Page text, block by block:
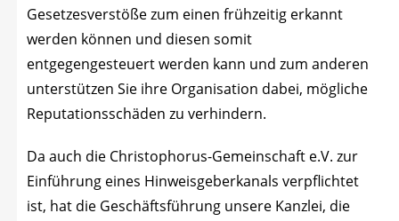
Geset­zes­ver­stö­ße zum einen früh­zei­tig erkannt
wer­den kön­nen und die­sen somit
ent­ge­gen­ge­steu­ert wer­den kann und zum ande­ren
unter­stüt­zen Sie ihre Orga­ni­sa­ti­on dabei, mög­li­che
Repu­ta­ti­ons­schä­den zu verhindern.
Da auch die Chris­to­pho­rus-Gemein­schaft e.V. zur
Ein­füh­rung eines Hin­weis­ge­ber­ka­nals ver­pflich­tet
ist, hat die Geschäfts­füh­rung unse­re Kanz­lei, die